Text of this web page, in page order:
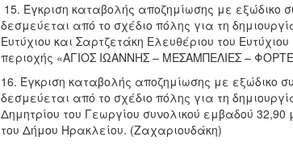
15. Έγκριση καταβολής αποζημίωσης με εξώδικο
δεσμεύεται από το σχέδιο πόλης για τη
Ευτύχιου και Σαρτζετάκη Ελευθέριου του
περιοχής «ΑΓΙΟΣ ΙΩΑΝΝΗΣ – ΜΕΣΑΜΠΕΛΙΕΣ –
16. Έγκριση καταβολής αποζημίωσης με εξώδικο
δεσμεύεται από το σχέδιο πόλης για τη
Δημητρίου του Γεωργίου συνολικού εμβαδού
του Δήμου Ηρακλείου. (Ζαχαριουδάκη)